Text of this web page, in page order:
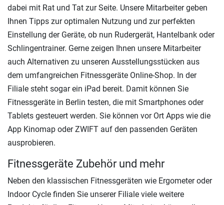
dabei mit Rat und Tat zur Seite. Unsere Mitarbeiter geben
Ihnen Tipps zur optimalen Nutzung und zur perfekten
Einstellung der Geräte, ob nun Rudergerät, Hantelbank oder
Schlingentrainer. Gerne zeigen Ihnen unsere Mitarbeiter
auch Alternativen zu unseren Ausstellungsstücken aus
dem umfangreichen Fitnessgeräte Online-Shop. In der
Filiale steht sogar ein iPad bereit. Damit können Sie
Fitnessgeräte in Berlin testen, die mit Smartphones oder
Tablets gesteuert werden. Sie können vor Ort Apps wie die
App Kinomap oder ZWIFT auf den passenden Geräten
ausprobieren.
Fitnessgeräte Zubehör und mehr
Neben den klassischen Fitnessgeräten wie Ergometer oder
Indoor Cycle finden Sie unserer Filiale viele weitere